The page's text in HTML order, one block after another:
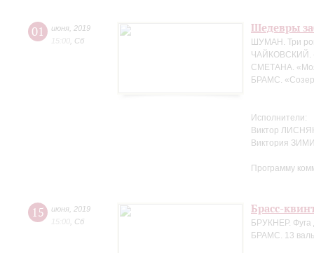
01 июня 2019
15:00 Сб
Шедевры
ШУМАН. Три
ЧАЙКОВСКИЙ.
СМЕТАНА.
БРАМС.
Исполнители:
Виктор
Виктория
Программу
15 июня 2019
15:00 Сб
Брасс-
БРУКНЕР. Фуга
БРАМС. 13